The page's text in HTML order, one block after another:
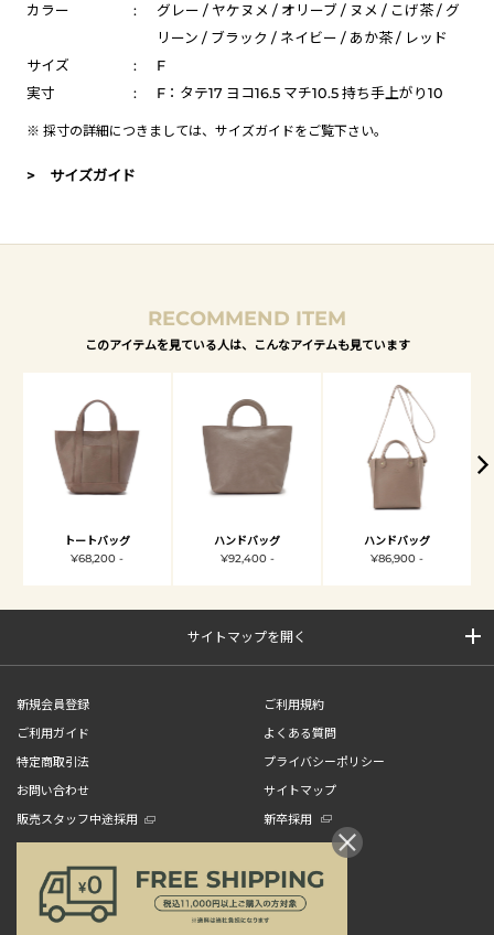
カラー
:
グレー / ヤケヌメ / オリーブ / ヌメ / こげ茶 / グ
リーン / ブラック / ネイビー / あか茶 / レッド
サイズ
:
F
実寸
: F：タテ17 ヨコ16.5 マチ10.5 持ち手上がり10
※ 採寸の詳細につきましては、 サイズガイドをご覧下さい。
> サイズガイド
RECOMMEND ITEM
このアイテムを見ている人は、こんなアイテムも見ています
トートバッグ
¥68,200 -
ハンドバッグ
¥92,400 -
ハンドバッグ
¥86,900 -
サイトマップを開く
新規会員登録
ご利用規約
ご利用ガイド
よくある質問
特定商取引法
プライバシーポリシー
お問い合わせ
サイトマップ
販売スタッフ中途採用
新卒採用